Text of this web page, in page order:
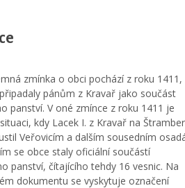
zmínka o obci pochází z roku 1411,
pánům z Kravař jako součást
panství. V oné zmínce z roku 1411 je
kdy Lacek I. z Kravař na
Veřovicím a dalším sousedním
se obce staly oficiální součástí
panství, čítajícího tehdy 16 vesnic. Na
dokumentu se vyskytuje označení